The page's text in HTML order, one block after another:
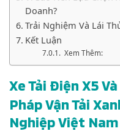
Doanh?
Trải Nghiệm Và Lái
Kết Luận
Xem Thêm:
Xe Tải Điện X5
Pháp Vận Tải
Nghiệp Việt Nam